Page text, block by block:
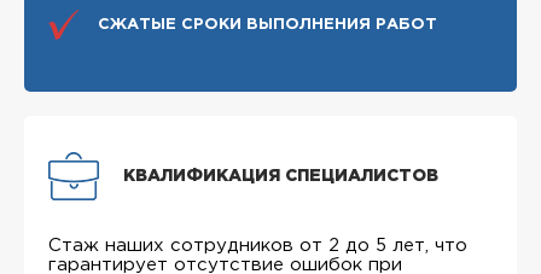
СЖАТЫЕ СРОКИ ВЫПОЛНЕНИЯ РАБОТ
КВАЛИФИКАЦИЯ СПЕЦИАЛИСТОВ
Стаж наших сотрудников от 2 до 5 лет, что
гарантирует отсутствие ошибок при